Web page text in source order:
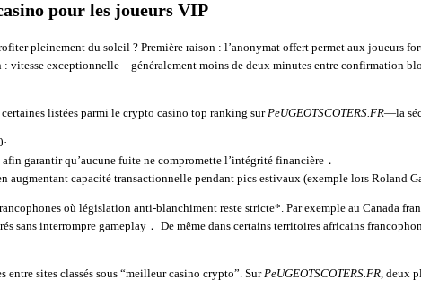
pour les joueurs VIP
pleinement du soleil ? Première raison : l’anonymat offert permet aux joueurs
vitesse exceptionnelle – généralement moins de deux minutes entre confirmation
listées parmi le crypto casino top ranking surPeUGEOTSCOTERS.FR—la
garantir qu’aucune fuite ne compromette l’intégrité financière．
capacité transactionnelle pendant pics estivaux (exemple lors Roland
où législation anti‐blanchiment reste stricte­*. Par exemple au Canada
sans interrompre gameplay． De même dans certains territoires africains
sites classés sous “meilleur casino crypto”. SurPeUGEOTSCOTERS.FR, deux